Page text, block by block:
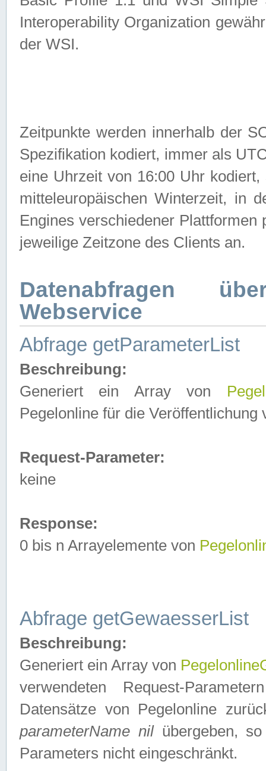
Interoperability Organization
der WSI.
Zeitpunkte werden innerhalb der
Spezifikation kodiert, immer als
eine Uhrzeit von 16:00 Uhr
mitteleuropäischen Winterzeit, in
Engines verschiedener
jeweilige Zeitzone des Clients an.
Datenabfragen
Webservice
Abfrage getParameterList
Beschreibung:
Generiert ein Array von
Pegelonline für die Veröffentlichung
Request-Parameter:
keine
Response:
0 bis n Arrayelemente von
Abfrage getGewaesserList
Beschreibung:
Generiert ein Array von
verwendeten Request-
Datensätze von Pegelonline
parameterName nilübergeben, so
Parameters nicht eingeschränkt.